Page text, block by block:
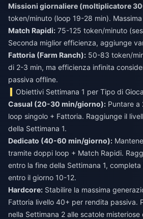
Missioni giornaliere (moltiplicatore
token/minuto (loop 19-28 min).
Match Rapidi: 75-125 token/minuto
Seconda miglior efficienza, aggiunge
Fattoria (Farm Ranch): 50-83 token/
di 2-3 min, ma efficienza infinita
passiva offline.
Obiettivi Settimana 1 per Tipo di
Casual (20-30 min/giorno): Puntare
loop singolo + Fattoria. Raggiunge il
della Settimana 1.
Dedicato (40-60 min/giorno):
tramite doppi loop + Match Rapidi.
entro la fine della Settimana 1,
entro il giorno 10-12.
Hardcore: Stabilire la massima
Fattoria livello 40+ per rendita passiva.
nella Settimana 2 alle scatole